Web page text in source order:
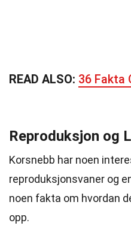
READ ALSO: 36 Fakta
Reproduksjon og
Korsnebb har noen
reproduksjonsvaner og
noen fakta om hvordan
opp.